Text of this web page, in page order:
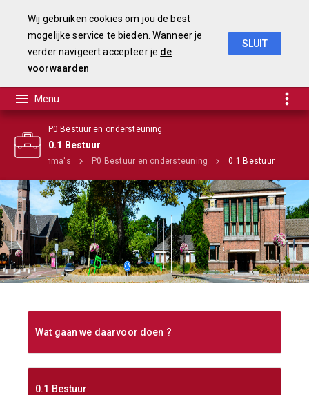
P0 Bestuur en ondersteuning
0.1 Bestuur
Programma's P0 Bestuur en ondersteuning 0.1 Bestuur
Wat gaan we daarvoor doen ?
0.1 Bestuur
Wij gebruiken cookies om jou de best
mogelijke service te bieden. Wanneer je
verder navigeert accepteer je de
voorwaarden
SLUIT